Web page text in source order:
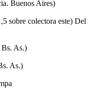
Buenos Aires)
sobre colectora este) Del
Bs. As.)
As.)